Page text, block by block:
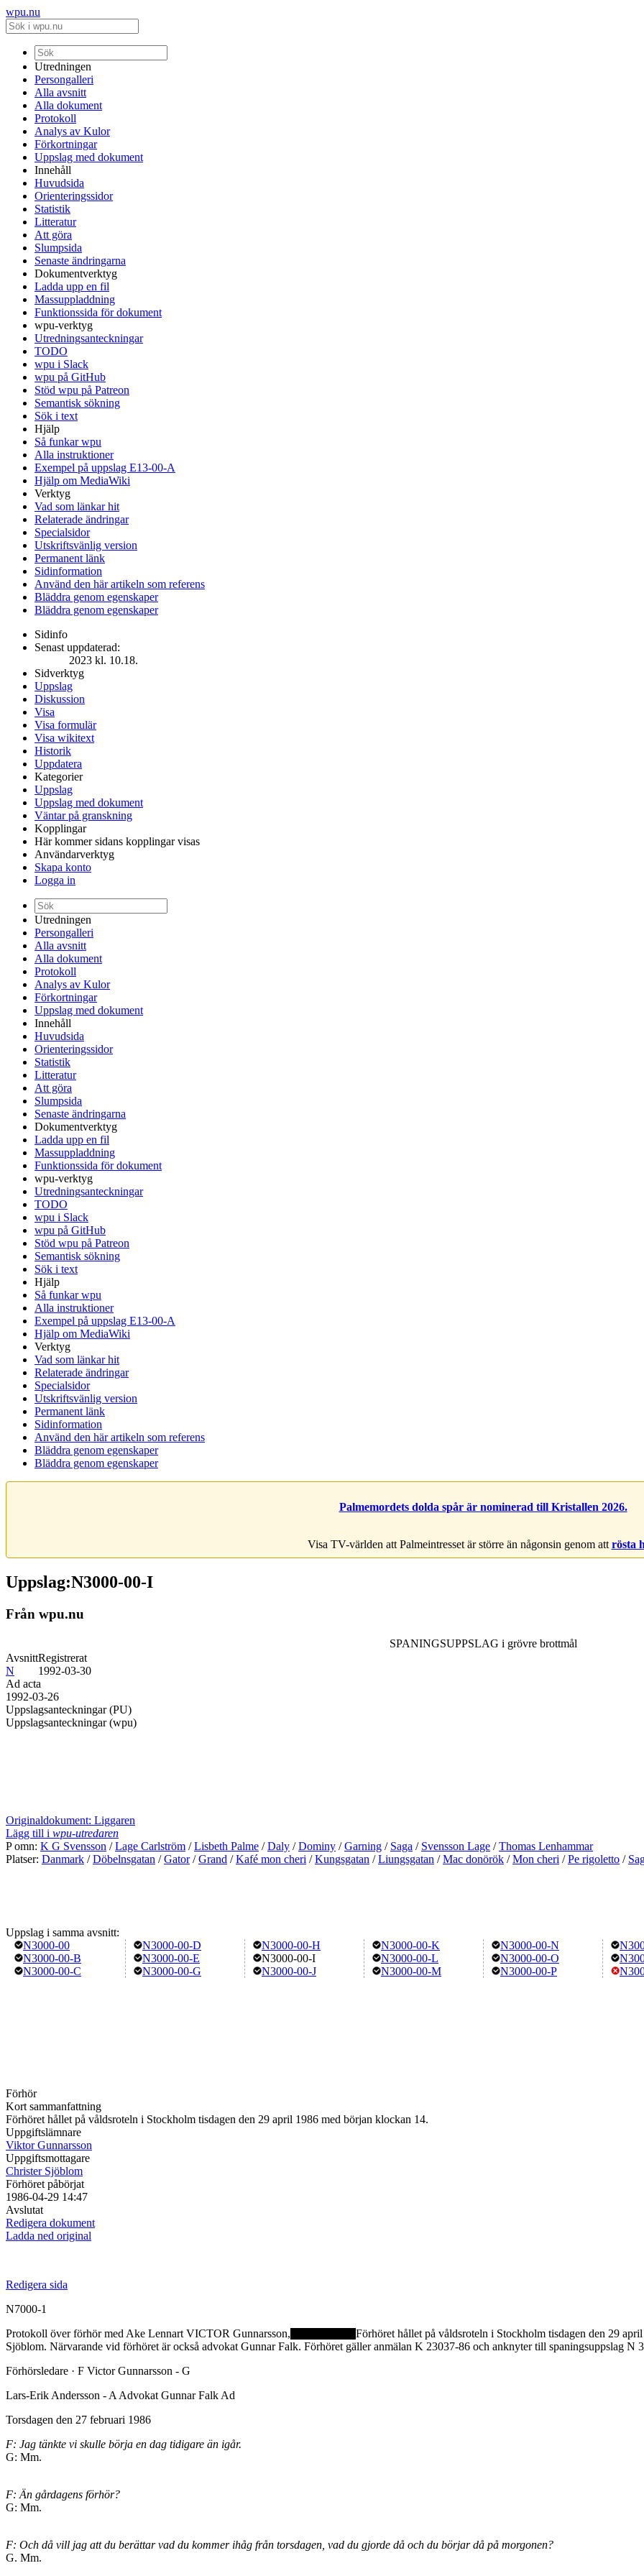
wpu.nu
Utredningen
Persongalleri
Alla avsnitt
Alla dokument
Protokoll
Analys av Kulor
Förkortningar
Uppslag med dokument
Innehåll
Huvudsida
Orienteringssidor
Statistik
Litteratur
Att göra
Slumpsida
Senaste ändringarna
Dokumentverktyg
Ladda upp en fil
Massuppladdning
Funktionssida för dokument
wpu-verktyg
Utredningsanteckningar
TODO
wpu i Slack
wpu på GitHub
Stöd wpu på Patreon
Semantisk sökning
Sök i text
Hjälp
Så funkar wpu
Alla instruktioner
Exempel på uppslag E13-00-A
Hjälp om MediaWiki
Verktyg
Vad som länkar hit
Relaterade ändringar
Specialsidor
Utskriftsvänlig version
Permanent länk
Sidinformation
Använd den här artikeln som referens
Bläddra genom egenskaper
Bläddra genom egenskaper
Sidinfo
Senast uppdaterad:
2023 kl. 10.18.
Sidverktyg
Uppslag
Diskussion
Visa
Visa formulär
Visa wikitext
Historik
Uppdatera
Kategorier
Uppslag
Uppslag med dokument
Väntar på granskning
Kopplingar
Här kommer sidans kopplingar visas
Användarverktyg
Skapa konto
Logga in
Utredningen
Persongalleri
Alla avsnitt
Alla dokument
Protokoll
Analys av Kulor
Förkortningar
Uppslag med dokument
Innehåll
Huvudsida
Orienteringssidor
Statistik
Litteratur
Att göra
Slumpsida
Senaste ändringarna
Dokumentverktyg
Ladda upp en fil
Massuppladdning
Funktionssida för dokument
wpu-verktyg
Utredningsanteckningar
TODO
wpu i Slack
wpu på GitHub
Stöd wpu på Patreon
Semantisk sökning
Sök i text
Hjälp
Så funkar wpu
Alla instruktioner
Exempel på uppslag E13-00-A
Hjälp om MediaWiki
Verktyg
Vad som länkar hit
Relaterade ändringar
Specialsidor
Utskriftsvänlig version
Permanent länk
Sidinformation
Använd den här artikeln som referens
Bläddra genom egenskaper
Bläddra genom egenskaper
Palmemordets dolda spår är nominerad till Kristallen 2026.
Visa TV-världen att Palmeintresset är större än någonsin genom att rösta
Uppslag:N3000-00-I
Från wpu.nu
SPANINGSUPPSLAG i grövre brottmål
Avsnitt
N
Registrerat
1992-03-30
Ad acta
1992-03-26
Uppslagsanteckningar (PU)
Uppslagsanteckningar (wpu)
Originaldokument: Liggaren
Lägg till i wpu-utredaren
P omn: K G Svensson /Lage Carlström /Lisbeth Palme /Daly /Dominy /Garning / Saga / Svensson Lage /Thomas Lenhammar
Platser: Danmark /Döbelnsgatan /Gator/Grand /Kafé mon cheri /Kungsgatan /Liungsgatan /Mac donörök /Mon cheri /Pe rigoletto /
Uppslag i samma avsnitt:
N3000-00
N3000-00-B
N3000-00-C
N3000-00-D
N3000-00-E
N3000-00-G
N3000-00-H
N3000-00-I
N3000-00-J
N3000-00-K
N3000-00-L
N3000-00-M
N3000-00-N
N3000-00-O
N3000-00-P
Förhör
Kort sammanfattning
Förhöret hållet på våldsroteln i Stockholm tisdagen den 29 april 1986 med början klockan 14.
Uppgiftslämnare
Viktor Gunnarsson
Uppgiftsmottagare
Christer Sjöblom
Förhöret påbörjat
1986-04-29 14:47
Avslutat
Redigera dokument
Ladda ned original
Redigera sida
N7000-1
Protokoll över förhör med Ake Lennart VICTOR Gunnarsson,
Förhöret hållet på våldsroteln i Stockholm tisdagen den 29
Sjöblom. Närvarande vid förhöret är också advokat Gunnar Falk. Förhöret gäller anmälan K 23037-86 och anknyter till spaningsuppslag N
Förhörsledare · F Victor Gunnarsson - G
Lars-Erik Andersson - A Advokat Gunnar Falk Ad
Torsdagen den 27 februari 1986
F: Jag tänkte vi skulle börja en dag tidigare än igår.
G: Mm.
F: Än gårdagens förhör?
G: Mm.
F: Och då vill jag att du berättar vad du kommer ihåg från torsdagen, vad du gjorde då och du börjar då på morgonen?
G. Mm.